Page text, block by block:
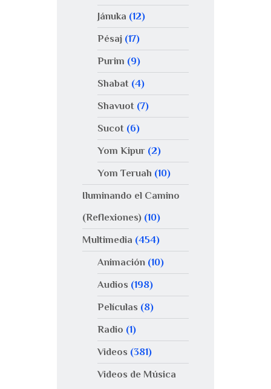
Jánuka (12)
Pésaj(17)
Purim (9)
Shabat (4)
Shavuot (7)
Sucot (6)
Yom Kipur(2)
Yom Teruah (10)
Iluminando el Camino
(Reflexiones) (10)
Multimedia (454)
Animación(10)
Audios (198)
Películas (8)
Radio (1)
Videos (381)
Videos de Música